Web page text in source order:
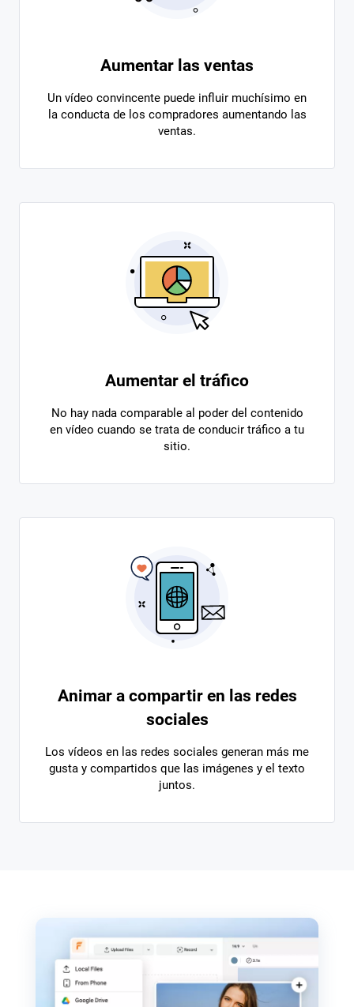
Aumentar las ventas
Un vídeo convincente puede influir muchísimo en
la conducta de los compradores aumentando las
ventas.
Aumentar el tráfico
No hay nada comparable al poder del contenido
en vídeo cuando se trata de conducir tráfico a tu
sitio.
Animar a compartir en las redes
sociales
Los vídeos en las redes sociales generan más me
gusta y compartidos que las imágenes y el texto
juntos.